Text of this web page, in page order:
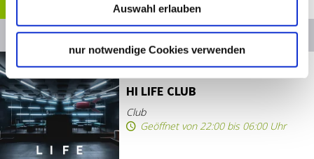
Auswahl erlauben
nur notwendige Cookies verwenden
Details
Entfernung anzeigen Stuttgart
HI LIFE CLUB
Club
Geöffnet von 22:00 bis 06:00 Uhr